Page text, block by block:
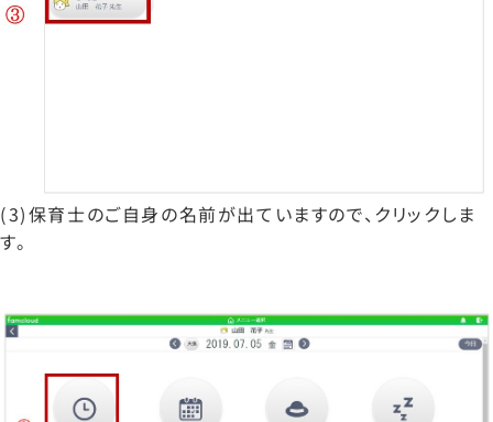
(3)保育士のご自身の名前が出ていますので、クリックしま
す。